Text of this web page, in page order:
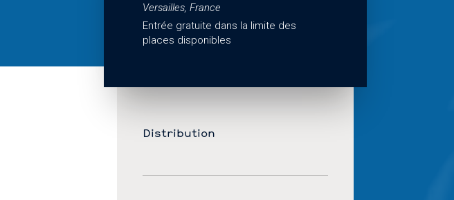
Versailles, France
Entrée gratuite dans la limite des
places disponibles
Distribution